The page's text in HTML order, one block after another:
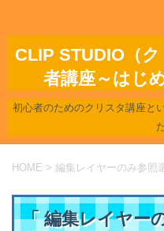
CLIP STUDIO（
者講座～はじ
初心者のためのクリスタ講座と
HOME > 編集レイヤーのみ参照
「 編集レイヤー